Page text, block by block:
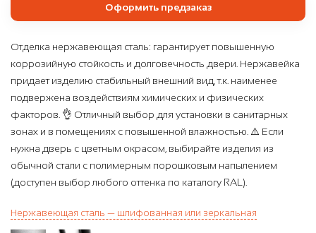
Оформить предзаказ
Отделка нержавеющая сталь: гарантирует повышенную
коррозийную стойкость и долговечность двери. Нержавейка
придает изделию стабильный внешний вид, т.к. наименее
подвержена воздействиям химических и физических
факторов. 👌 Отличный выбор для установки в санитарных
зонах и в помещениях с повышенной влажностью. ⚠️ Если
нужна дверь с цветным окрасом, выбирайте изделия из
обычной стали с полимерным порошковым напылением
(доступен выбор любого оттенка по каталогу RAL).
Нержавеющая сталь — шлифованная или зеркальная